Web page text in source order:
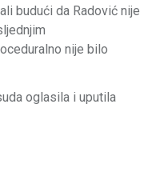
budući da Radović nije
nije bilo
oglasila i uputila